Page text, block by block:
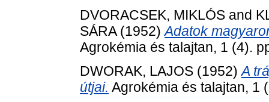
DVORACSEK, MIKLÓS and
SÁRA(1952)Adatok
Agrokémia és talajtan, 1 (4).
DWORAK, LAJOS (1952)A
útjai. Agrokémia és talajtan, 1